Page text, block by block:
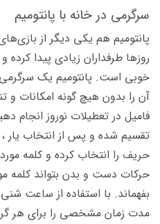
سرگرمی در خانه با پانتومیم
پانتومیم هم یکی دیگر از
روزها طرفداران زیادی پیدا کرده
خوبی است. پانتومیم یک
آن را بدون هیچ گونه امکانات و
فامیل در تعطیلات نوروز انجام
تقسیم شده و پس از انتخاب یار
حریف را انتخاب کرده و کلمه
حرکات دست و بدن بتواند کلمه
بفهماند. با استفاده از ساعت
مدت زمان مشخصی را برای هر